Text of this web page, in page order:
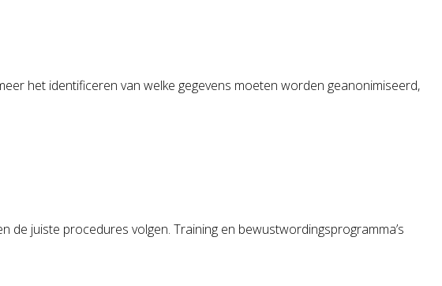
het identificeren van welke gegevens moeten worden geanonimiseerd,
juiste procedures volgen. Training en bewustwordingsprogramma’s